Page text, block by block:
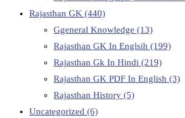
Rajasthan GK (440)
Ggeneral Knowledge (13)
Rajasthan GK In Englsih (199)
Rajasthan Gk In Hindi (219)
Rajasthan GK PDF In English (3)
Rajasthan History (5)
Uncategorized (6)